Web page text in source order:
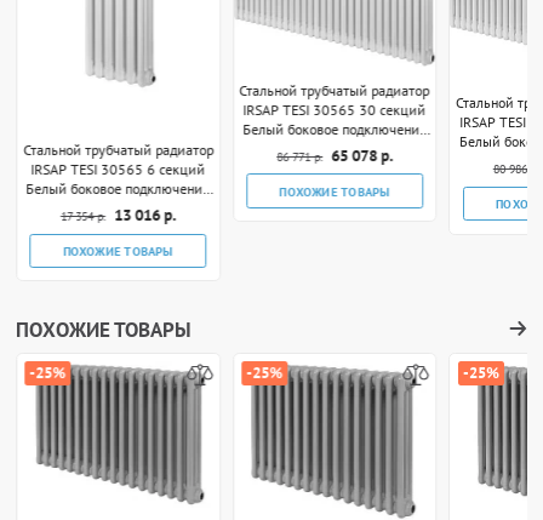
Стальной трубчатый радиатор
IRSAP TESI 30565 6 секций
Белый боковое подключение
3/4"
17 354 р. 13 016 р.
ПОХОЖИЕ ТОВАРЫ
Стальной трубчатый радиатор
IRSAP TESI 30565 30 секций
Белый боковое подключение
3/4"
86 771 р. 65 078 р.
ПОХОЖИЕ ТОВАРЫ
Стальной
IRSAP TESI
Белый
80 986 р.
ПОХОЖИЕ ТОВАРЫ
-25% -25% -25%